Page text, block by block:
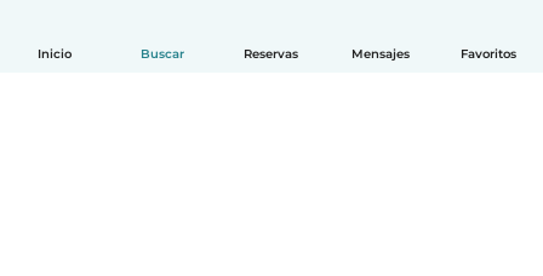
Inicio Buscar Reservas Mensajes Favoritos